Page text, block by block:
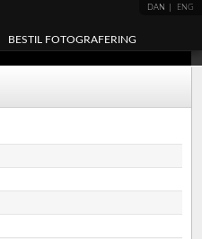
DAN ENG
BESTIL FOTOGRAFERING